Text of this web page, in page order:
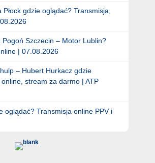
Płock gdzie oglądać? Transmisja,
Szczecin – Motor Lublin?
| 07.08.2026
– Hubert Hurkacz gdzie
stream za darmo | ATP
oglądać? Transmisja online PPV i